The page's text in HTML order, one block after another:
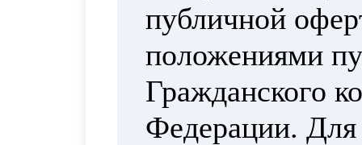
публичной
положениями
Гражданского
Федерации. Для